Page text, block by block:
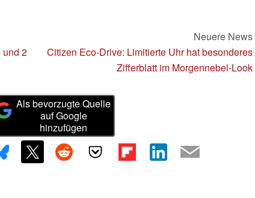
und 2
Neuere News
Citizen Eco-Drive: Limitierte Uhr hat besonderes
Zifferblatt im Morgennebel-Look
Als bevorzugte Quelle
auf Google
hinzufügen